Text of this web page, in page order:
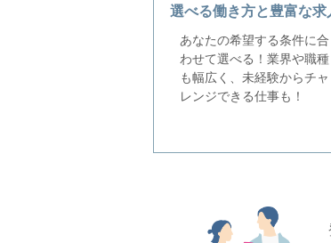
選べる働き方と豊富な求
あなたの希望する条件に合
わせて選べる！業界や職種
も幅広く、未経験からチャ
レンジできる仕事も！